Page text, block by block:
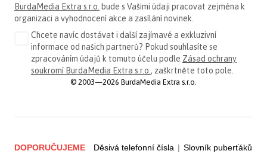
BurdaMedia Extra s.r.o. bude s Vašimi údaji pracovat zejména k
organizaci a vyhodnocení akce a zasílání novinek.
Chcete navíc dostávat i další zajímavé a exkluzivní
informace od našich partnerů? Pokud souhlasíte se
zpracováním údajů k tomuto účelu podle Zásad ochrany
soukromí BurdaMedia Extra s.r.o. , zaškrtněte toto pole.
© 2003—2026 BurdaMedia Extra s.r.o.
DOPORUČUJEME Děsivá telefonní čísla | Slovník puberťáků